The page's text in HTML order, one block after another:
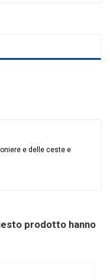
e delle ceste e
prodotto hanno